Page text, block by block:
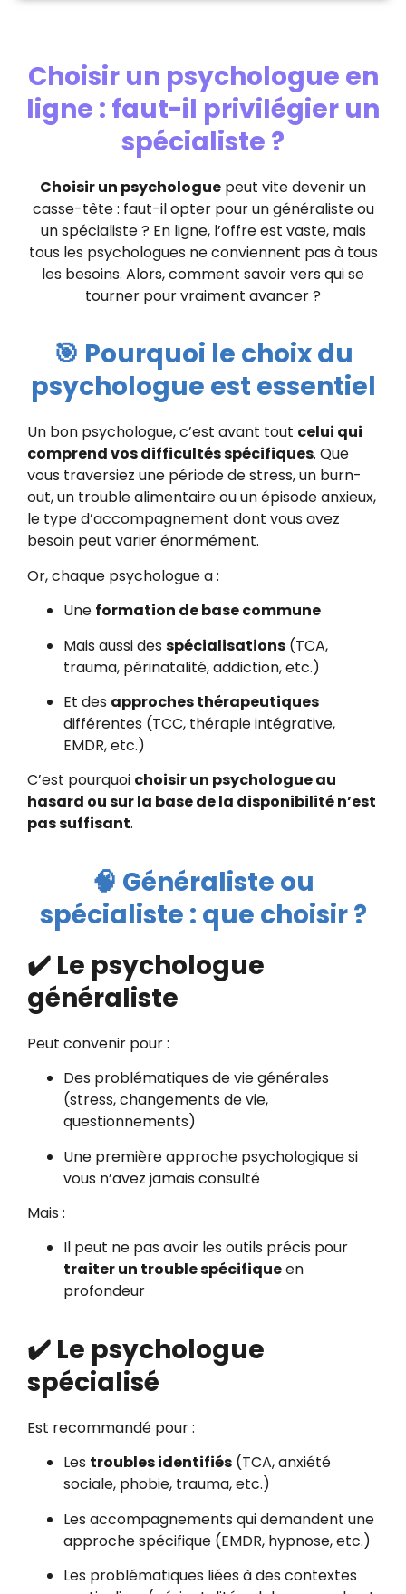
Choisir un psychologue en
ligne : faut-il privilégier un
spécialiste ?
Choisir un psychologue peut vite devenir un
casse-tête : faut-il opter pour un généraliste ou
un spécialiste ? En ligne, l’offre est vaste, mais
tous les psychologues ne conviennent pas à tous
les besoins. Alors, comment savoir vers qui se
tourner pour vraiment avancer ?
🎯 Pourquoi le choix du
psychologue est essentiel
Un bon psychologue, c’est avant tout celui qui
comprend vos difficultés spécifiques. Que
vous traversiez une période de stress, un burn-
out, un trouble alimentaire ou un épisode anxieux,
le type d’accompagnement dont vous avez
besoin peut varier énormément.
Or, chaque psychologue a :
Une formation de base commune
Mais aussi des spécialisations (TCA,
trauma, périnatalité, addiction, etc.)
Et des approches thérapeutiques
différentes (TCC, thérapie intégrative,
EMDR, etc.)
C’est pourquoi choisir un psychologue au
hasard ou sur la base de la disponibilité n’est
pas suffisant.
🧠 Généraliste ou
spécialiste : que choisir ?
✔️ Le psychologue
généraliste
Peut convenir pour :
Des problématiques de vie générales
(stress, changements de vie,
questionnements)
Une première approche psychologique si
vous n’avez jamais consulté
Mais :
Il peut ne pas avoir les outils précis pour
traiter un trouble spécifiqueen
profondeur
✔️ Le psychologue
spécialisé
Est recommandé pour :
Les troubles identifiés (TCA, anxiété
sociale, phobie, trauma, etc.)
Les accompagnements qui demandent une
approche spécifique (EMDR, hypnose, etc.)
Les problématiques liées à des contextes